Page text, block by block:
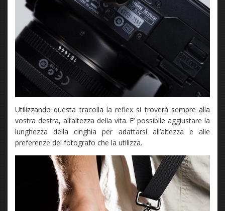
Utilizzando questa tracolla la reflex si troverà sempre alla
vostra destra, all’altezza della vita. E’ possibile aggiustare la
lunghezza della cinghia per adattarsi all’altezza e alle
preferenze del fotografo che la utilizza.